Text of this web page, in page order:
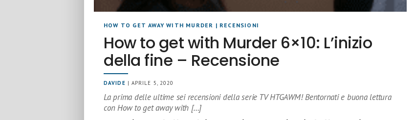
HOW TO GET AWAY WITH MURDER | RECENSIONI
How to get with Murder 6×10: L’inizio
della fine – Recensione
DAVIDE | APRILE 5, 2020
La prima delle ultime sei recensioni della serie TV HTGAWM! Bentornati e buona lettura
con How to get away with […]